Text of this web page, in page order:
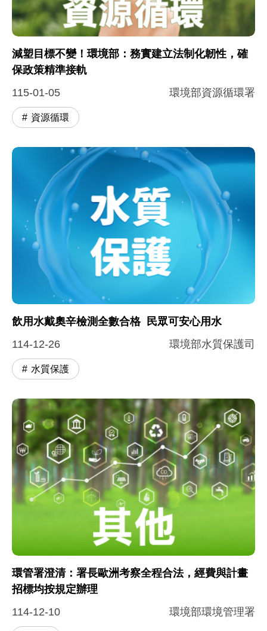
減塑目標不變！環境部：務實建立法制化韌性，確
保政策精準接軌
115-01-05
環境部資源循環署
資源循環
飲用水戴奧辛檢測全數合格 民眾可安心用水
114-12-26
環境部水質保護司
水質保護
環管署澄清：署長歐洲考察全程合法，經費與計畫
招標均按規定辦理
114-12-10
環境部環境管理署